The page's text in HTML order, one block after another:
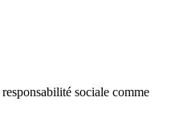
sociale comme